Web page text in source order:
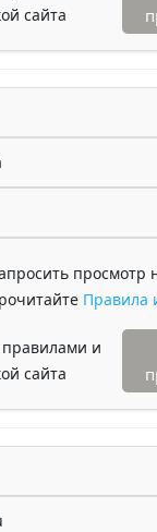
сайта
просмотр
Правила
правилами и
сайта